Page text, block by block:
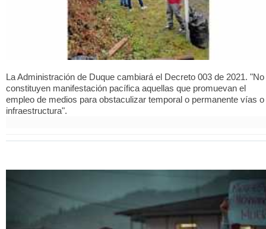
La Administración de Duque cambiará el Decreto 003 de 2021. "No
constituyen manifestación pacífica aquellas que promuevan el
empleo de medios para obstaculizar temporal o permanente vías o
infraestructura".